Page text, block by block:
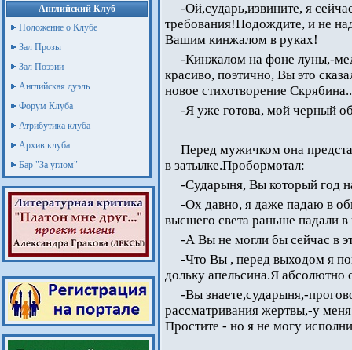
Английский Клуб
Положение о Клубе
Зал Прозы
Зал Поэзии
Английская дуэль
Форум Клуба
Атрибутика клуба
Архив клуба
Бар "За углом"
-Ой,сударь,извините, я
требования!Подождите, и не
Вашим кинжалом в руках!
-Кинжалом на фоне луны,-
красиво, поэтично, Вы это
новое стихотворение
-Я уже готова, мой черный
Перед мужичком она
в затылке.Пробормотал:
-Сударыня, Вы который год
-Ох давно, я даже падаю в
высшего света раньше падали
-А Вы не могли бы сейчас в
-Что Вы , перед выходом я
дольку апельсина.Я абсолютно
-Вы знаете,сударыня,-
рассматривания жертвы,-у
Простите - но я не могу